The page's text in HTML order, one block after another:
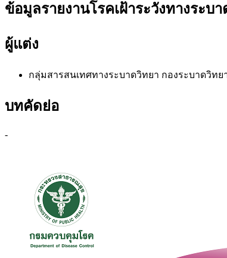
ข้อมูลรายงานโรคเฝ้าระวังทางระบ
ผู้แต่ง
กลุ่มสารสนเทศทางระบาดวิทยา กองระบาดวิท
บทคัดย่อ
-